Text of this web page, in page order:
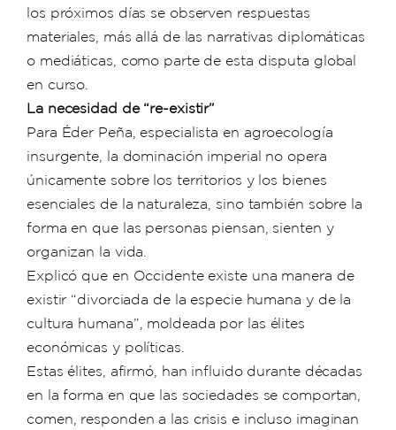
los próximos días se observen respuestas
materiales, más allá de las narrativas diplomáticas
o mediáticas, como parte de esta disputa global
en curso.
La necesidad de “re-existir”
Para Éder Peña, especialista en agroecología
insurgente, la dominación imperial no opera
únicamente sobre los territorios y los bienes
esenciales de la naturaleza, sino también sobre la
forma en que las personas piensan, sienten y
organizan la vida.
Explicó que en Occidente existe una manera de
existir “divorciada de la especie humana y de la
cultura humana”, moldeada por las élites
económicas y políticas.
Estas élites, afirmó, han influido durante décadas
en la forma en que las sociedades se comportan,
comen, responden a las crisis e incluso imaginan